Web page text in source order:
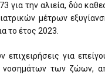
για την αλιεία, δύο
μέτρων
το έτος 2023.
επιχειρήσεις για
των ζώων,